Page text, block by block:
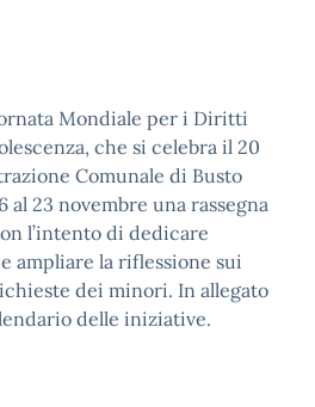
Mondiale per i Diritti
che si celebra il 20
Comunale di Busto
al 23 novembre una rassegna
l’intento di dedicare
ampliare la riflessione sui
dei minori. In allegato
delle iniziative.